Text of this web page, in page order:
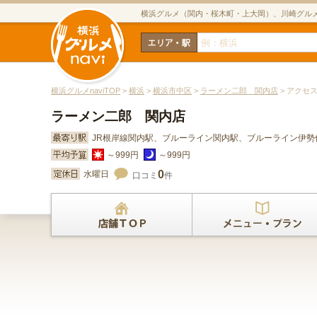
横浜グルメ（関内・桜木町・上大岡）、川崎グ
横浜グルメnaviTOP > 横浜 > 横浜市中区 > ラーメン二郎 関内店 > アクセス
ラーメン二郎 関内店
JR根岸線関内駅、ブルーライン関内駅、ブルーライン伊
～999円
～999円
水曜日
口コミ 0件